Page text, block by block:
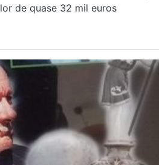
de quase 32 mil euros